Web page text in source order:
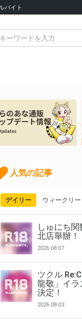
バイト
人気の記事
デイリー ウィークリー
しゅにち
北店舉辦！
2026.08.07
ツクル
龍敬」イラ
決定！
2026.08.03